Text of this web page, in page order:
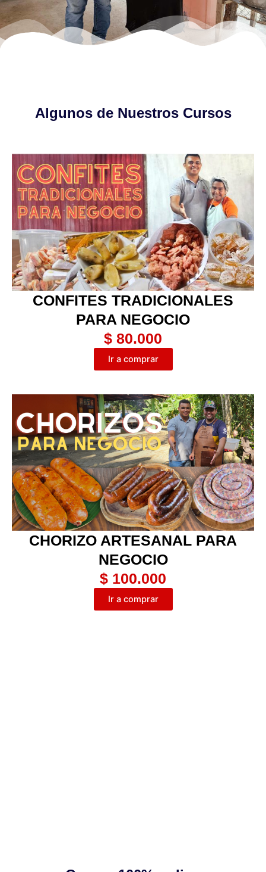
Algunos de Nuestros Cursos
CONFITES TRADICIONALES
PARA NEGOCIO
$ 80.000
Ir a comprar
CHORIZO ARTESANAL PARA
NEGOCIO
$ 100.000
Ir a comprar